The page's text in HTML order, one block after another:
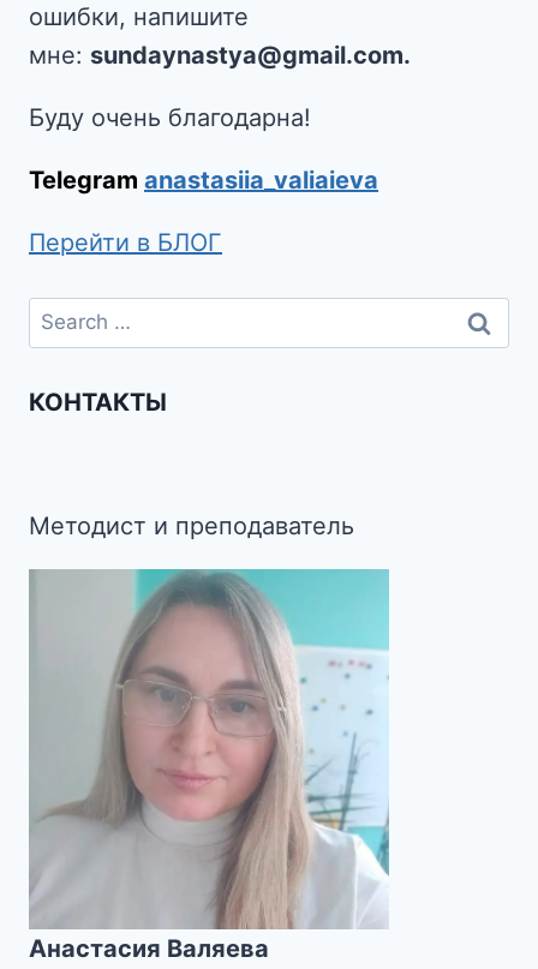
ошибки, напишите
мне: sundaynastya@gmail.com.
Буду очень благодарна!
Telegram anastasiia_valiaieva
Перейти в БЛОГ
КОНТАКТЫ
Методист и преподаватель
Анастасия Валяева